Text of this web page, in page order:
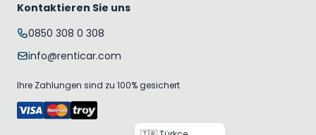
Kontaktieren Sie uns
0850 308 0 308
info@renticar.com
Ihre Zahlungen sind zu 100% gesichert